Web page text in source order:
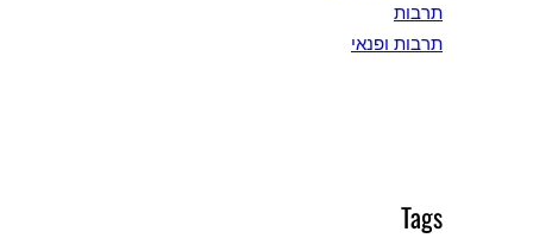
תרבות
תרבות ופנאי
Tags